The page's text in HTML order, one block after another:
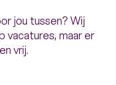
jou tussen? Wij
vacatures, maar er
vrij.